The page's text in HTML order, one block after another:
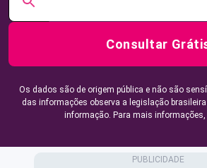
Consultar
Os dados são de origem pública e não são
das informações observa a legislação
informação. Para mais informações,